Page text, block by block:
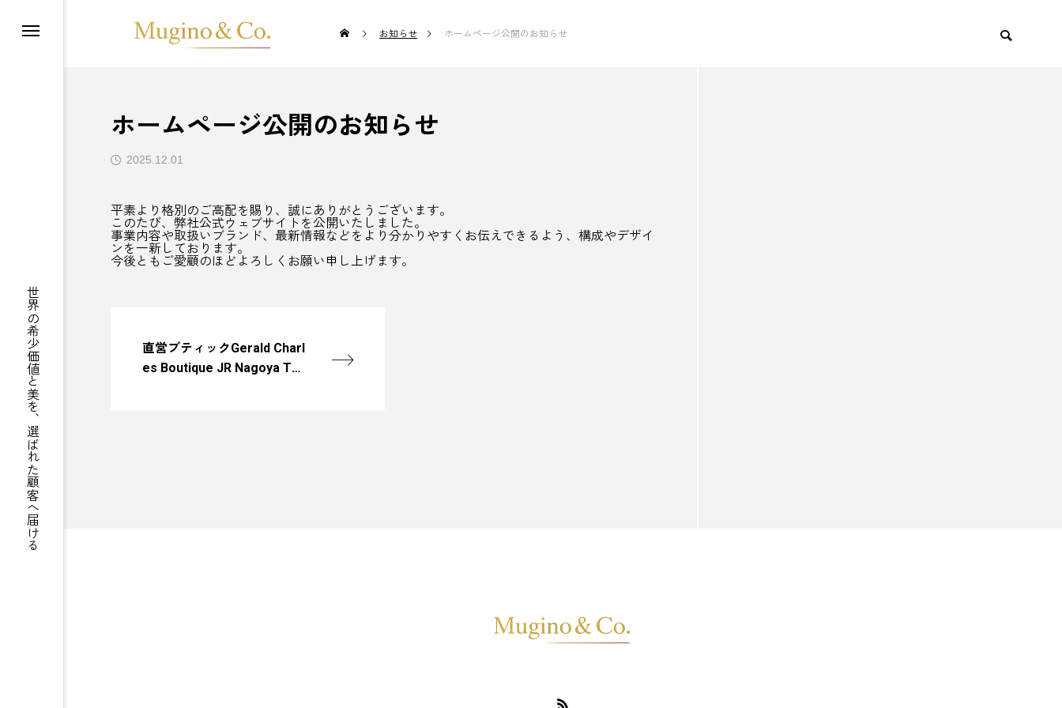
世界の希少価値と美を、選ばれた顧客へ届ける
お知らせ ホームページ公開のお知らせ
ホームページ公開のお知らせ
2025.12.01
平素より格別のご高配を賜り、誠にありがとうございます。
このたび、弊社公式ウェブサイトを公開いたしました。
事業内容や取扱いブランド、最新情報などをより分かりやすくお伝えできるよう、構成やデザイ
ンを一新しております。
今後ともご愛顧のほどよろしくお願い申し上げます。
直営ブティックGerald Charl
es Boutique JR Nagoya Tak